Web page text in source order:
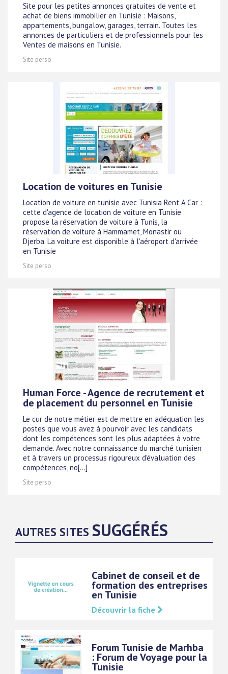
Site pour les petites annonces gratuites de vente et
achat de biens immobilier en Tunisie : Maisons,
appartements, bungalow, garages, terrain. Toutes les
annonces de particuliers et de professionnels pour les
Ventes de maisons en Tunisie.
Site perso
Location de voitures en Tunisie
Location de voiture en tunisie avec Tunisia Rent A Car :
cette d'agence de location de voiture en Tunisie
propose la réservation de voiture à Tunis, la
réservation de voiture à Hammamet, Monastir ou
Djerba. La voiture est disponible à l'aéroport d'arrivée
en Tunisie
Site perso
Human Force - Agence de recrutement et
de placement du personnel en Tunisie
Le cur de notre métier est de mettre en adéquation les
postes que vous avez à pourvoir avec les candidats
dont les compétences sont les plus adaptées à votre
demande. Avec notre connaissance du marché tunisien
et à travers un processus rigoureux d'évaluation des
compétences, no[...]
Site perso
AUTRES SITES SUGGÉRÉS
Cabinet de conseil et de
formation des entreprises
en Tunisie
Découvrir la fiche
Forum Tunisie de Marhba
: Forum de Voyage pour la
Tunisie